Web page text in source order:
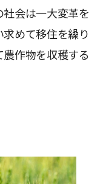
会は一大変革を
めて移住を繰り
作物を収穫する